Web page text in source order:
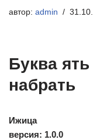
автор: admin
Буква
набрать
Ижица
версия: 1.0.0